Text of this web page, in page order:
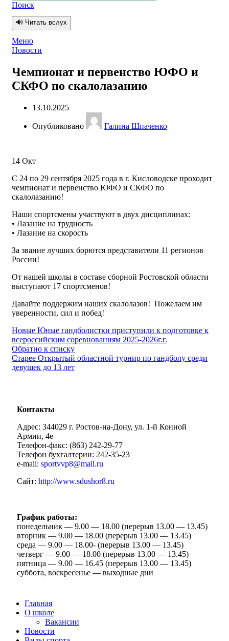
Поиск
🔊 Читать вслух
Меню
Новости
Чемпионат и первенство ЮФО и
СКФО по скалолазанию
13.10.2025
Опубликовано Галина Шпаченко
14 Окт
С 24 по 29 сентября 2025 года в г. Кисловодске проходит
чемпионат и первенство ЮФО и СКФО по
скалолазанию!
Наши спортсмены участвуют в двух дисциплинах:
• Лазание на трудность
• Лазание на скорость
За звание лучших борются представители 11 регионов
России!
От нашей школы в составе сборной Ростовской области
выступают 17 спортсменов!
Давайте поддержим наших скалолазов! Пожелаем им
уверенности, сил и побед!
Новые Юные гандболистки приступили к подготовке к
всероссийским соревнованиям 2025-2026г.г.
Обратно к списку
Старее Открытый областной турнир по гандболу среди
девушек до 13 лет
Контакты
Адрес: 344029 г. Ростов-на-Дону, ул. 1-й Конной
Армии, 4е
Телефон-факс: (863) 242-29-77
Телефон бухгалтерии: 242-35-23
e-mail: sportvvp8@mail.ru
Сайт: http://www.sdushor8.ru
График работы:
понедельник — 9.00 — 18.00 (перерыв 13.00 — 13.45)
вторник — 9.00 — 18.00 (перерыв 13.00 — 13.45)
среда — 9.00 — 18.00- (перерыв 13.00 — 13.45)
четверг — 9.00 — 18.00 (перерыв 13.00 — 13.45)
пятница — 9.00 — 16.45 (перерыв 13.00 — 13.45)
суббота, воскресенье — выходные дни
Главная
О школе
Вакансии
Новости